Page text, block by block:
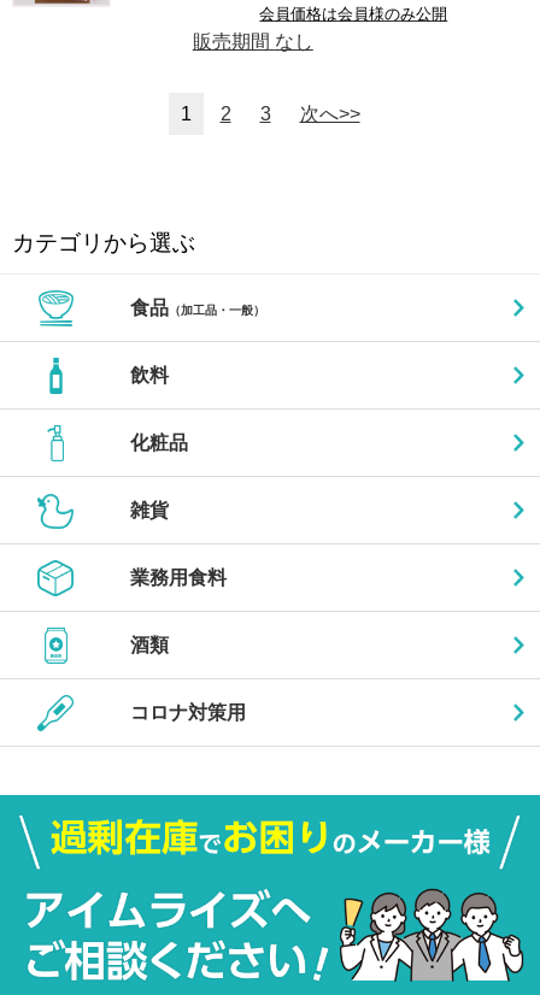
会員価格は会員様のみ公開
販売期間 なし
1 2 3 次へ>>
カテゴリから選ぶ
食品（加工品・一般）
飲料
化粧品
雑貨
業務用食料
酒類
コロナ対策用